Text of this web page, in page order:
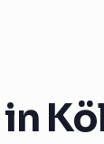
in